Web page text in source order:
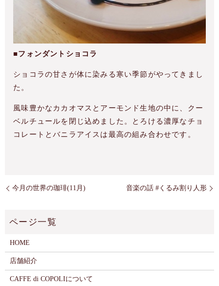
■フォンダントショコラ
ショコラの甘さが体に染みる寒い季節がやってきまし
た。
風味豊かなカカオマスとアーモンド生地の中に、クー
ベルチュールを閉じ込めました。とろける濃厚なチョ
コレートとバニラアイスは最高の組み合わせです。
今月の世界の珈琲(11月) 音楽の話 #くるみ割り人形
HOME
店舗紹介
CAFFE di COPOLIについて